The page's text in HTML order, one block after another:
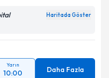
Haritada Göster
Yarın
10:00 Daha Fazla